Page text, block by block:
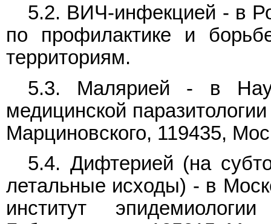
5.2. ВИЧ-инфекцией - в
по профилактике и
территориям.
5.3. Малярией - в
медицинской
Марциновского, 119435,
5.4. Дифтерией (на
летальные исходы) - в
институт